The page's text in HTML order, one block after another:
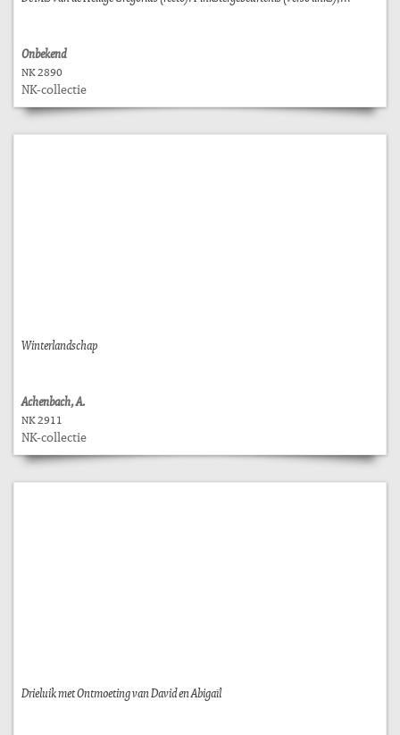
Onbekend
NK 2890
NK-collectie
Winterlandschap
Achenbach, A.
NK 2911
NK-collectie
Drieluik met Ontmoeting van David en Abigaïl